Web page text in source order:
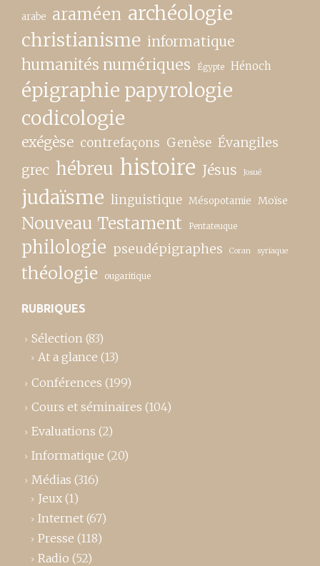
arabe araméen archéologie
christianisme informatique
humanités numériques Égypte Hénoch
épigraphie papyrologie
codicologie
exégèse contrefaçons Genèse Évangiles
grec hébreu histoire Jésus Josué
judaïsme linguistique Mésopotamie Moïse
Nouveau Testament Pentateuque
philologie pseudépigraphes Coran syriaque
théologie ougaritique
RUBRIQUES
Sélection (83)
At a glance (13)
Conférences (199)
Cours et séminaires (104)
Evaluations (2)
Informatique (20)
Médias (316)
Jeux (1)
Internet (67)
Presse (118)
Radio (52)